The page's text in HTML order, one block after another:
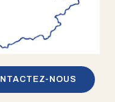
NOUS